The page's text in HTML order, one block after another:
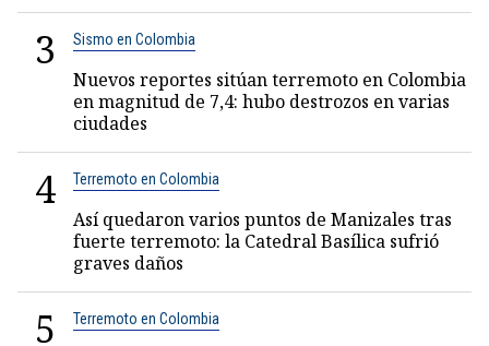
3 Sismo en Colombia
Nuevos reportes sitúan terremoto en Colombia
en magnitud de 7,4: hubo destrozos en varias
ciudades
4 Terremoto en Colombia
Así quedaron varios puntos de Manizales tras
fuerte terremoto: la Catedral Basílica sufrió
graves daños
5 Terremoto en Colombia